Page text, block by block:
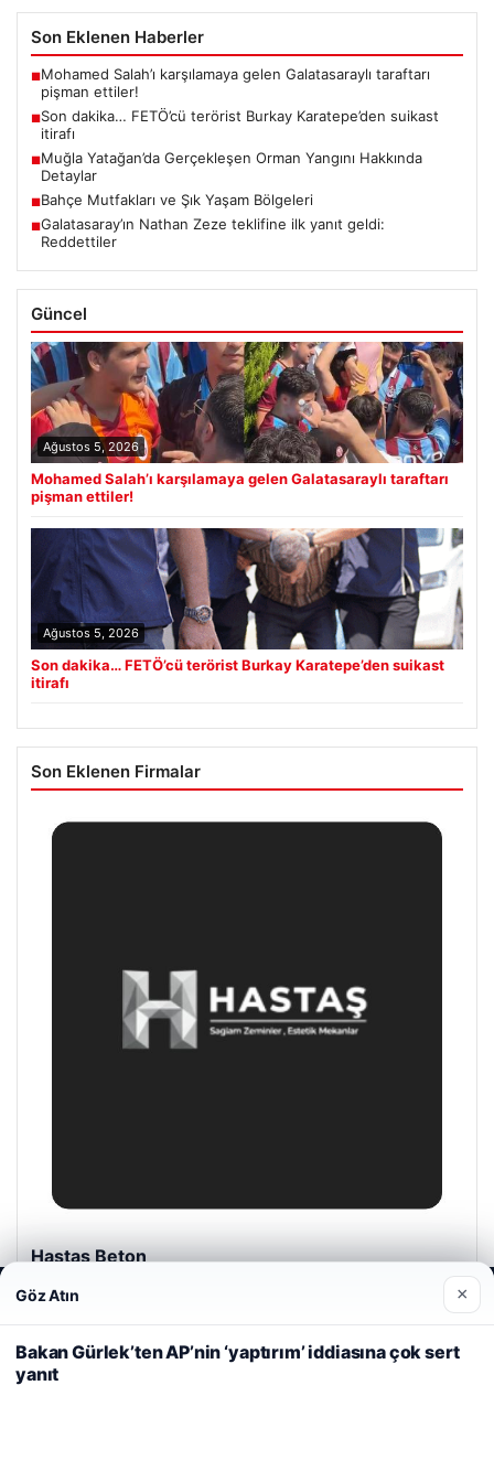
Son Eklenen Haberler
■Mohamed Salah’ı karşılamaya gelen Galatasaraylı taraftarı
pişman ettiler!
■Son dakika… FETÖ’cü terörist Burkay Karatepe’den suikast
itirafı
■Muğla Yatağan’da Gerçekleşen Orman Yangını Hakkında
Detaylar
■Bahçe Mutfakları ve Şık Yaşam Bölgeleri
■Galatasaray’ın Nathan Zeze teklifine ilk yanıt geldi:
Reddettiler
Güncel
Ağustos 5, 2026
Mohamed Salah’ı karşılamaya gelen Galatasaraylı taraftarı
pişman ettiler!
Ağustos 5, 2026
Son dakika… FETÖ’cü terörist Burkay Karatepe’den suikast
itirafı
Son Eklenen Firmalar
Hastaş Beton
Web sitemizi nasıl kullandığınızı daha iyi anlayabilmek,
deneyiminizi kişiselleştirmek ve geliştirmek amacıyla çerezler
kullanıyoruz. Çerez Politikamız
Reddet
Göz Atın ×
Bakan Gürlek’ten AP’nin ‘yaptırım’ iddiasına çok sert
yanıt